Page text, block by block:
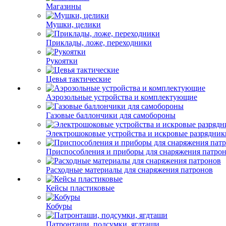
Магазины
Мушки, целики
Приклады, ложе, переходники
Рукоятки
Цевья тактические
Аэрозольные устройства и комплектующие
Газовые баллончики для самобороны
Электрошоковые устройства и искровые
Приспособления и приборы для снаряжения
Расходные материалы для снаряжения патронов
Кейсы пластиковые
Кобуры
Патронташи, подсумки, ягдташи